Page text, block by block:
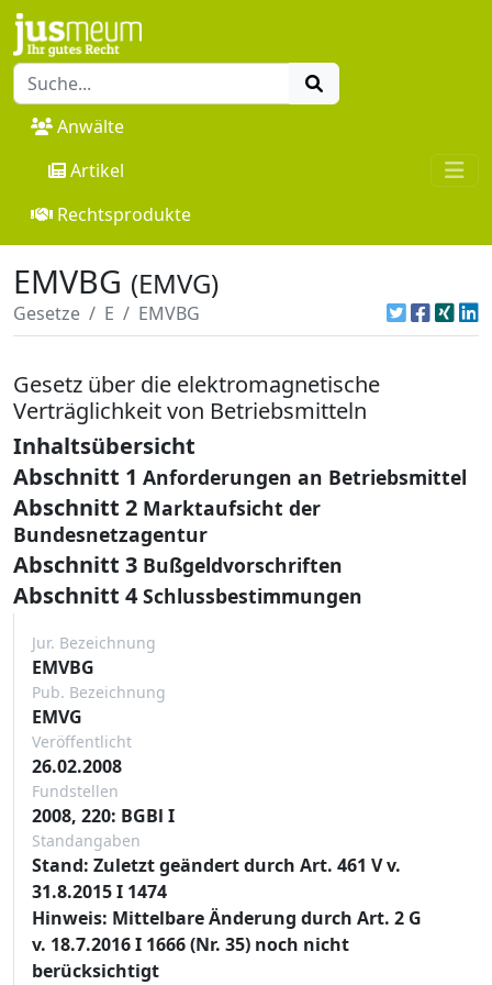
Anwälte
Artikel
Rechtsprodukte
EMVBG (EMVG)
Gesetze E EMVBG
Gesetz über die elektromagnetische
Verträglichkeit von Betriebsmitteln
Inhaltsübersicht
Abschnitt 1 Anforderungen an Betriebsmittel
Abschnitt 2 Marktaufsicht der
Bundesnetzagentur
Abschnitt 3 Bußgeldvorschriften
Abschnitt 4 Schlussbestimmungen
Jur. Bezeichnung
EMVBG
Pub. Bezeichnung
EMVG
Veröffentlicht
26.02.2008
Fundstellen
2008, 220: BGBl I
Standangaben
Stand: Zuletzt geändert durch Art. 461 V v.
31.8.2015 I 1474
Hinweis: Mittelbare Änderung durch Art. 2 G
v. 18.7.2016 I 1666 (Nr. 35) noch nicht
berücksichtigt